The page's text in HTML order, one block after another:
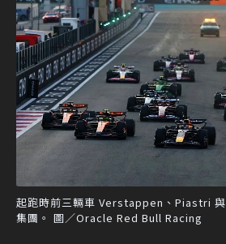
起跑時前三輛車 Verstappen、Piastri
集團。 圖／Oracle Red Bull Racing